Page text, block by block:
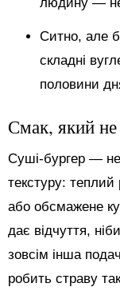
Ситно, але
складні
половини
Смак, який
Суші-бургер —
текстуру:
або обсмажене
дає відчуття,
зовсім інша
робить страву